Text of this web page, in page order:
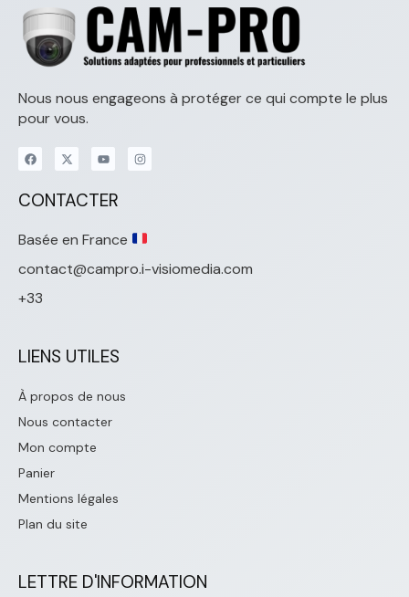
Nous nous engageons à protéger ce qui compte le plus
pour vous.
CONTACTER
Basée en France
contact@campro.i-visiomedia.com
+33
LIENS UTILES
À propos de nous
Nous contacter
Mon compte
Panier
Mentions légales
Plan du site
LETTRE D'INFORMATION